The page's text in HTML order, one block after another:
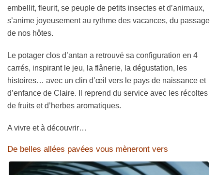
embellit, fleurit, se peuple de petits insectes et d’animaux,
s’anime joyeusement au rythme des vacances, du passage
de nos hôtes.
Le potager clos d’antan a retrouvé sa configuration en 4
carrés, inspirant le jeu, la flânerie, la dégustation, les
histoires… avec un clin d’œil vers le pays de naissance et
d’enfance de Claire. Il reprend du service avec les récoltes
de fruits et d’herbes aromatiques.
A vivre et à découvrir…
De belles allées pavées vous mèneront vers